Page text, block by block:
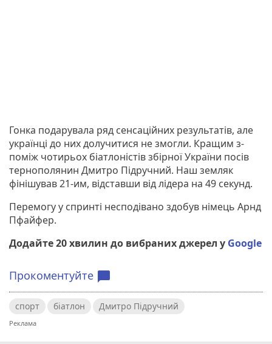
Гонка подарувала ряд сенсаційних результатів, але
українці до них долучитися не змогли. Кращим з-
поміж чотирьох біатлоністів збірної України посів
тернополянин Дмитро Підручний. Наш земляк
фінішував 21-им, відставши від лідера на 49 секунд.
Перемогу у спринті несподівано здобув німець Арнд
Пфайфер.
Додайте 20 хвилин до вибраних джерел у Google
Прокоментуйте chat_bubble
спорт біатлон Дмитро Підручний